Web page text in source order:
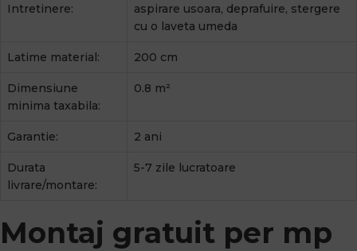
Intretinere:
aspirare usoara, deprafuire, stergere
cu o laveta umeda
Latime material: 200 cm
Dimensiune
minima taxabila:
0.8 m²
Garantie: 2 ani
Durata
livrare/montare:
5-7 zile lucratoare
Montaj gratuit per mp